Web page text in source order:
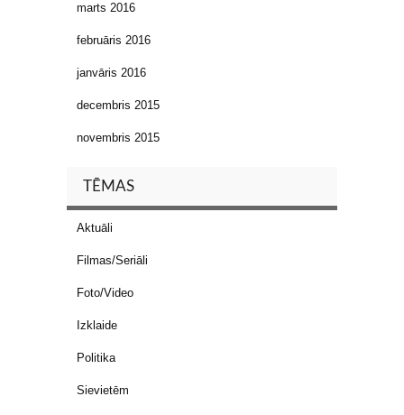
marts 2016
februāris 2016
janvāris 2016
decembris 2015
novembris 2015
TĒMAS
Aktuāli
Filmas/Seriāli
Foto/Video
Izklaide
Politika
Sievietēm